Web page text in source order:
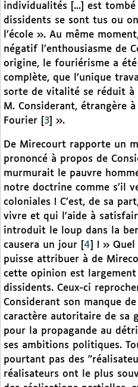
individualités [...] est tombé
dissidents se sont tus ou
l’école ». Au même
négatif l’enthousiasme de
origine, le fouriérisme a
complète, que l’unique
sorte de vitalité se réduit
M. Considerant, étrangère
Fourier
3 ».
De Mirecourt rapporte un
prononcé à propos de
murmurait le pauvre
notre doctrine comme s’il
coloniales ! C’est, de sa
vivre et qui l’aide à
introduit le loup dans la
causera un jour
4
! » Quel
puisse attribuer à de
cette opinion est
dissidents. Ceux-ci
Considerant son manque
caractère autoritaire de sa
pour la propagande au
ses ambitions politiques.
pourtant pas des
réalisateurs ont le plus